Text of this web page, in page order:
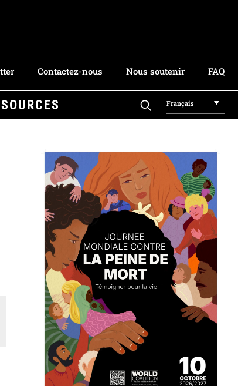
Contactez-nous Nous soutenir FAQ
Français